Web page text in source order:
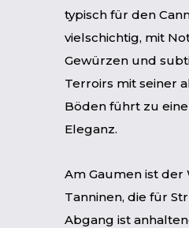
typisch für den
vielschichtig, mit
Gewürzen und
Terroirs mit seiner
Böden führt zu
Eleganz.
Am Gaumen ist
Tanninen, die für
Abgang ist